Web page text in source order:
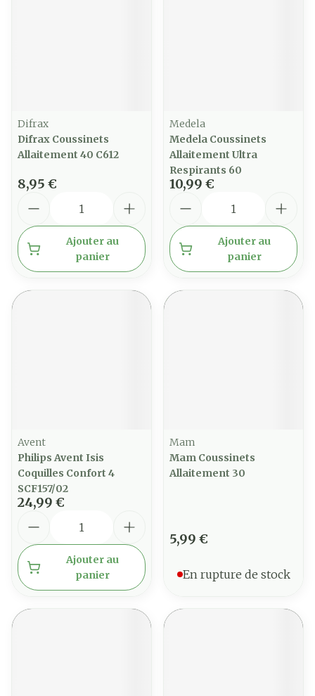
Difrax
Difrax Coussinets
Allaitement 40 C612
8,95 €
Ajouter au
panier
Medela
Medela Coussinets
Allaitement Ultra
Respirants 60
10,99 €
Ajouter au
panier
Avent
Philips Avent Isis
Coquilles Confort 4
SCF157/02
24,99 €
Ajouter au
panier
Mam
Mam Coussinets
Allaitement 30
5,99 €
En rupture de stock